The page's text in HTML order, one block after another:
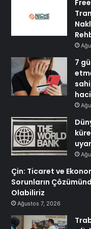
7
Çin: Ticaret ve
Sorunların
Olabiliriz
Ağustos 7, 2026